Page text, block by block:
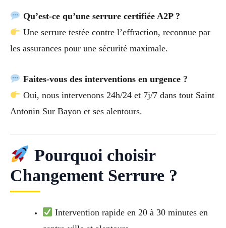
Qu’est-ce qu’une serrure certifiée A2P ?
Une serrure testée contre l’effraction, reconnue par
les assurances pour une sécurité maximale.
Faites-vous des interventions en urgence ?
Oui, nous intervenons 24h/24 et 7j/7 dans tout Saint
Antonin Sur Bayon et ses alentours.
Pourquoi choisir
Changement Serrure ?
Intervention rapide en 20 à 30 minutes en